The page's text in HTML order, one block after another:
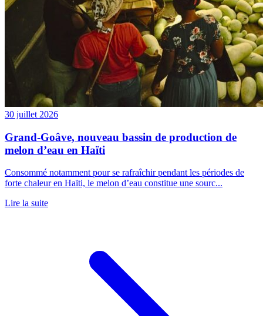
30 juillet 2026
Grand-Goâve, nouveau bassin de production de
melon d’eau en Haïti
Consommé notamment pour se rafraîchir pendant les périodes de
forte chaleur en Haïti, le melon d’eau constitue une sourc...
Lire la suite